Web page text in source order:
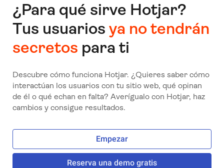
¿Para qué sirve Hotjar?
Tus usuarios ya no tendrán
secretos para ti
Descubre cómo funciona Hotjar. ¿Quieres saber cómo
interactúan los usuarios con tu sitio web, qué opinan
de él o qué echan en falta? Averígualo con Hotjar, haz
cambios y consigue resultados.
Empezar
Reserva una demo gratis